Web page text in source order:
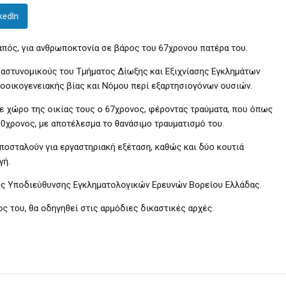
για ανθρωποκτονία σε βάρος του 67χρονου πατέρα του.
του Τμήματος Δίωξης και Εξιχνίασης Εγκλημάτων
βίας και Νόμου περί εξαρτησιογόνων ουσιών.
της οικίας τους ο 67χρονος, φέροντας τραύματα, που όπως
με αποτέλεσμα το θανάσιμο τραυματισμό του.
για εργαστηριακή εξέταση, καθώς και δύο κουτιά
Υποδιεύθυνσης Εγκληματολογικών Ερευνών Βορείου Ελλάδας.
θα οδηγηθεί στις αρμόδιες δικαστικές αρχές.